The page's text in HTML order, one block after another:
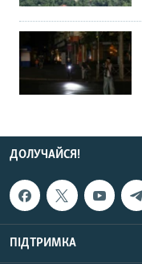
ДОЛУЧАЙСЯ!
ПІДТРИМКА